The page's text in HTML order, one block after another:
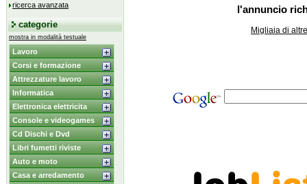
ricerca avanzata
categorie
mostra in modalità testuale
Lavoro
Corsi e formazione
Attrezzature lavoro
Informatica
Elettronica elettricita
Console e videogames
Cd Dischi e Dvd
Libri fumetti riviste
Auto e moto
Casa e arredamento
l'annuncio
Migliaia di